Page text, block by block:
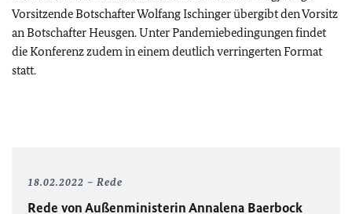
Vorsitzende Botschafter Wolfang Ischinger übergibt den Vorsitz
an Botschafter Heusgen. Unter Pandemiebedingungen findet
die Konferenz zudem in einem deutlich verringerten Format
statt.
18.02.2022 Rede
Rede von Außenministerin Annalena Baerbock